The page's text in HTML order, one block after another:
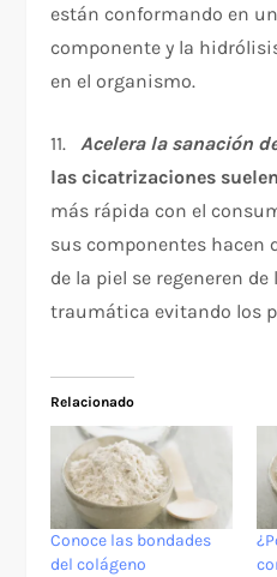
están conformando en
componente y la
en el organismo.
11. Acelera la sanación
las cicatrizaciones
más rápida con el
sus componentes hacen
de la piel se regeneren
traumática evitando los
Relacionado
Conoce las bondades
del colágeno